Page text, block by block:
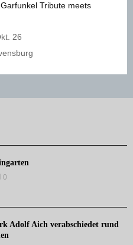
Tribute meets
26
0
Adolf Aich verabschiedet rund